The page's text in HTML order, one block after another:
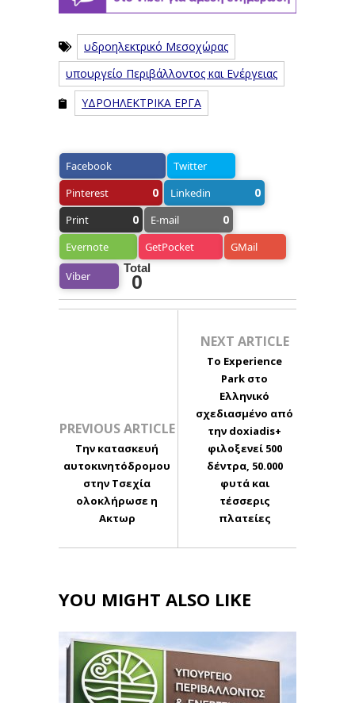
υδροηλεκτρικό Μεσοχώρας
υπουργείο Περιβάλλοντος και Ενέργειας
ΥΔΡΟΗΛΕΚΤΡΙΚΑ ΕΡΓΑ
Facebook
Twitter
Pinterest
0 Linkedin 0
Print 0 E-mail 0
Evernote GetPocket GMail
Viber
Total
0
PREVIOUS ARTICLE
Την κατασκευή
αυτοκινητόδρομου
στην Τσεχία
ολοκλήρωσε η
Ακτωρ
NEXT ARTICLE
Το Experience
Park στο
Ελληνικό
σχεδιασμένο από
την doxiadis+
φιλοξενεί 500
δέντρα, 50.000
φυτά και
τέσσερις
πλατείες
YOU MIGHT ALSO LIKE